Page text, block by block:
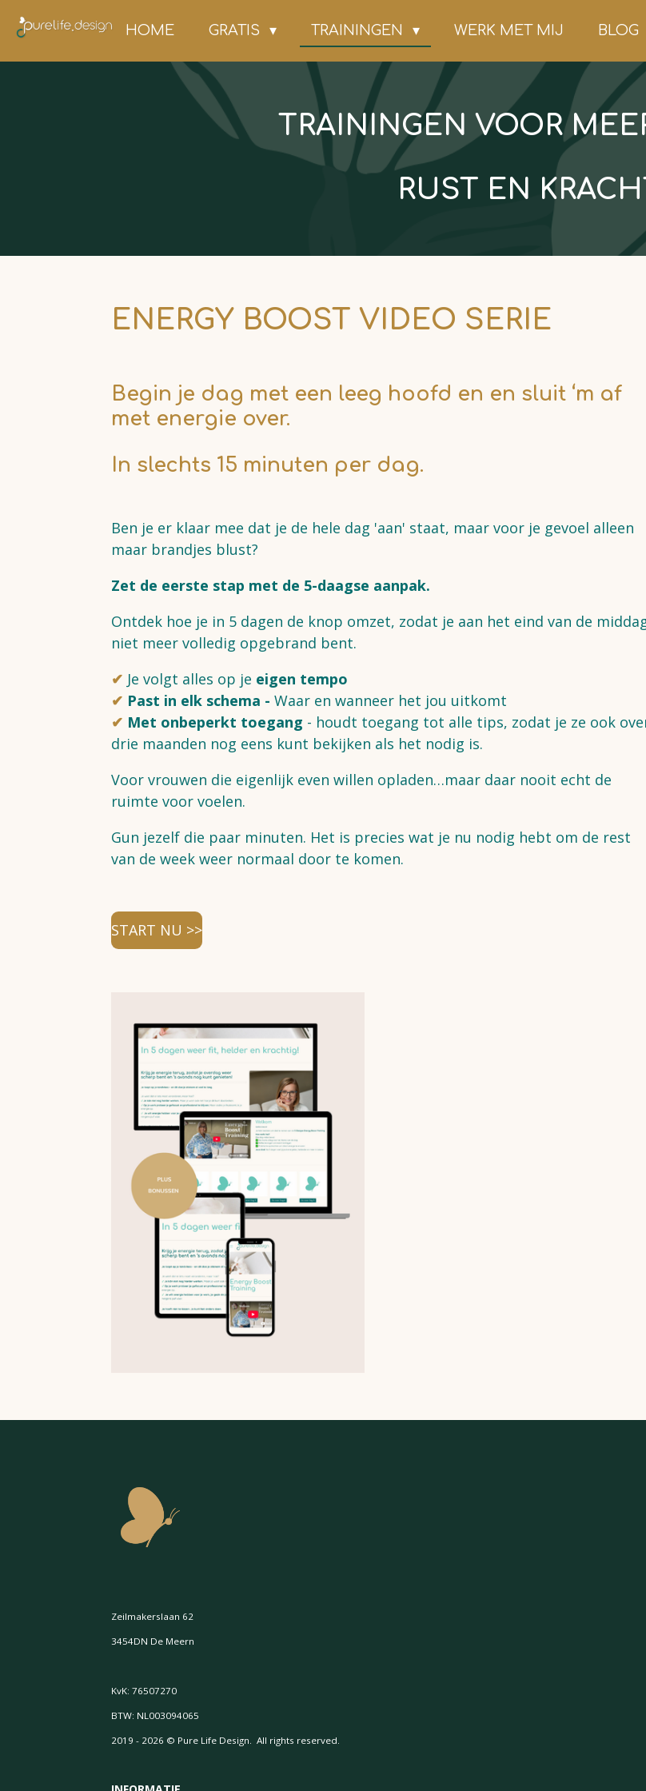
Ga
direct
naar
HOME GRATIS TRAININGEN WERK MET MIJ BLOG
TRAININGEN VOOR
RUST EN
ENERGY BOOST VIDEO SERIE
Begin je dag met een leeg hoofd en en sluit ‘m af
met energie over.
In slechts 15 minuten per dag.
Ben je er klaar mee dat je de hele dag 'aan' staat, maar voor je gevoel alleen
maar brandjes blust?
Zet de eerste stap met de 5-daagse aanpak.
Ontdek hoe je in 5 dagen de knop omzet, zodat je aan het eind van de
niet meer volledig opgebrand bent.
✔ Je volgt alles op je eigen tempo
✔ Past in elk schema - Waar en wanneer het jou uitkomt
✔ Met onbeperkt toegang - houdt toegang tot alle tips, zodat je ze ook
drie maanden nog eens kunt bekijken als het nodig is.
Voor vrouwen die eigenlijk even willen opladen…maar daar nooit echt de
ruimte voor voelen.
Gun jezelf die paar minuten. Het is precies wat je nu nodig hebt om de rest
van de week weer normaal door te komen.
START NU >>
Zeilmakerslaan 62
3454DN De Meern
KvK: 76507270
BTW: NL003094065
2019 - 2026 © Pure Life Design. All rights reserved.